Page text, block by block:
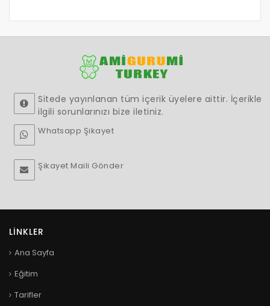
Sitede yayınlanan tüm içerik üyelere aittir. İçerikle
ilgili sorunlarınızı bize iletiniz.
Whatsapp Şikayet
Şikayet Maili Gönder
LINKLER
Ana Sayfa
Eğitim
Tarifler